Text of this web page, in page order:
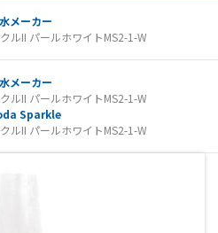
メーカー
ルII パールホワイトMS2-1-W
メーカー
ルII パールホワイトMS2-1-W
Sparkle
ルII パールホワイトMS2-1-W